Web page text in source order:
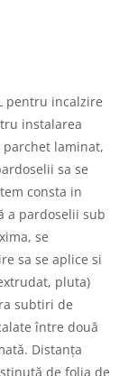
pentru incalzire
instalarea
laminat,
sa se
consta in
a pardoselii sub
se
sa se aplice si
pluta)
subtiri de
între două
Distanța
de folia de